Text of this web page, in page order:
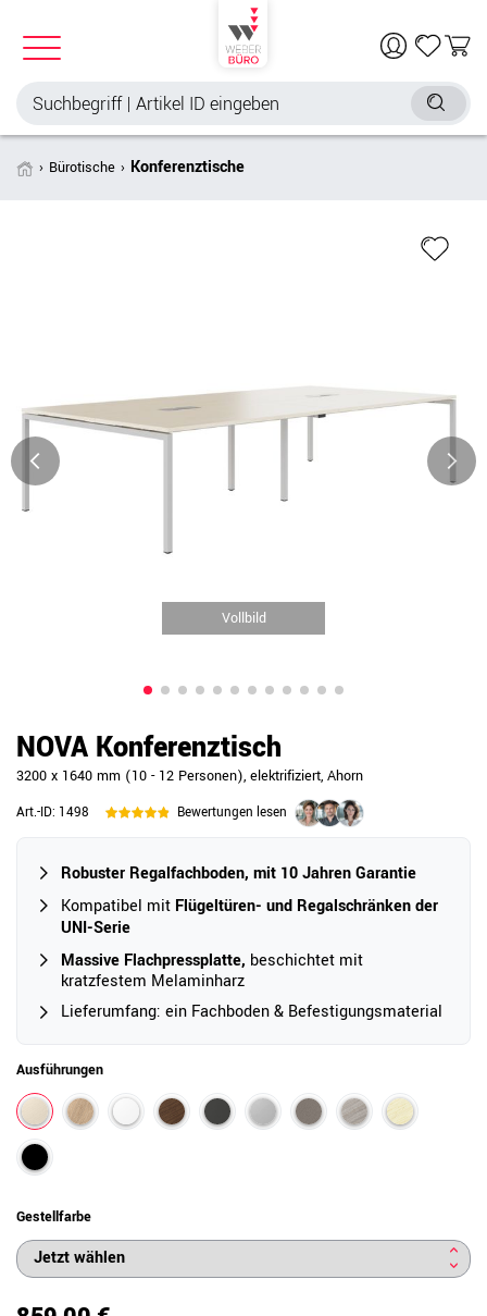
Bürotische Konferenztische
Vollbild
NOVA Konferenztisch
3200 x 1640 mm (10 - 12 Personen), elektrifiziert, Ahorn
Art.-ID: 1498 Bewertungen lesen
Robuster Regalfachboden, mit 10 Jahren Garantie
Kompatibel mit Flügeltüren- und Regalschränken der
UNI-Serie
Massive Flachpressplatte, beschichtet mit
kratzfestem Melaminharz
Lieferumfang: ein Fachboden & Befestigungsmaterial
Ausführungen
Gestellfarbe